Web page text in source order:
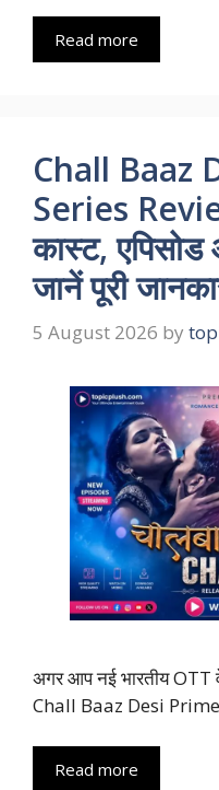
Read more
Chall Baaz
Series
कास्ट,
जानें पूरी
5 August 2026 by
अगर आप नई भारतीय OTT
Chall Baaz Desi Prime
Read more